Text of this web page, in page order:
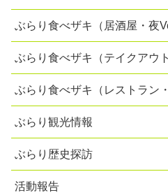
ぶらり食べザキ（居酒屋・夜
ぶらり食べザキ（テイクアウ
ぶらり食べザキ（レストラン
ぶらり観光情報
ぶらり歴史探訪
活動報告